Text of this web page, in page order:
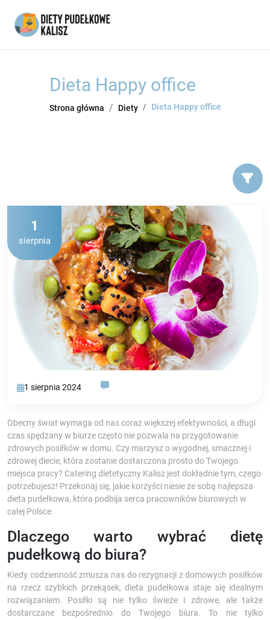
Dieta Happy office
Strona główna Diety Dieta Happy office
1 sierpnia 2024
1
sierpnia
Obecny świat wymaga od nas coraz większej efektywności, a długi
czas spędzany w biurze często nie pozwala na przygotowanie
zdrowych posiłków w domu. Czy marzysz o wygodnej, smacznej i
zdrowej diecie, która zostanie dostarczona prosto do Twojego
miejsca pracy? Catering dietetyczny Kalisz jest dokładnie tym, czego
potrzebujesz! Przekonaj się, jakie korzyści niesie ze sobą najlepsza
dieta pudełkowa, która podbija serca pracowników biurowych w
całej Polsce.
Dlaczego warto wybrać dietę
pudełkową do biura?
Kiedy codzienność zmusza nas do rezygnacji z domowych posiłków
na rzecz szybkich przekąsek, dieta pudełkowa staje się idealnym
rozwiązaniem. Posiłki są nie tylko świeże i zdrowe, ale także
dostarczane bezpośrednio do Twojego biura. To nie tylko